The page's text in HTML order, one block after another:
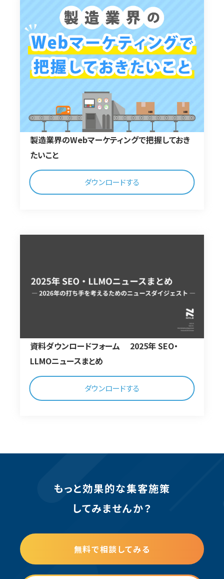
製造業界のWebマーケティングで把握しておき
たいこと
ダウンロードする
資料ダウンロードフォーム 2025年 SEO・
LLMOニュースまとめ
ダウンロードする
もっと効果的な集客施策
してみませんか？
無料で相談してみる